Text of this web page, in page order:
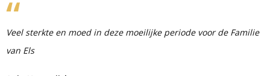
Veel sterkte en moed in deze moeilijke periode voor de Familie
van Els